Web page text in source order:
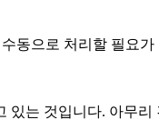
동으로 처리할 필요가
는 것입니다. 아무